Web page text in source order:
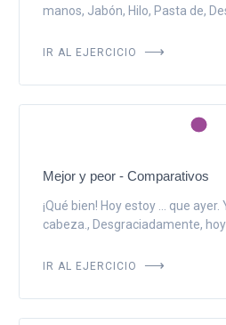
manos, Jabón, Hilo, Pasta de,
IR AL EJERCICIO
Mejor y peor - Comparativos
¡Qué bien! Hoy estoy ... que
cabeza., Desgraciadamente, hoy
IR AL EJERCICIO